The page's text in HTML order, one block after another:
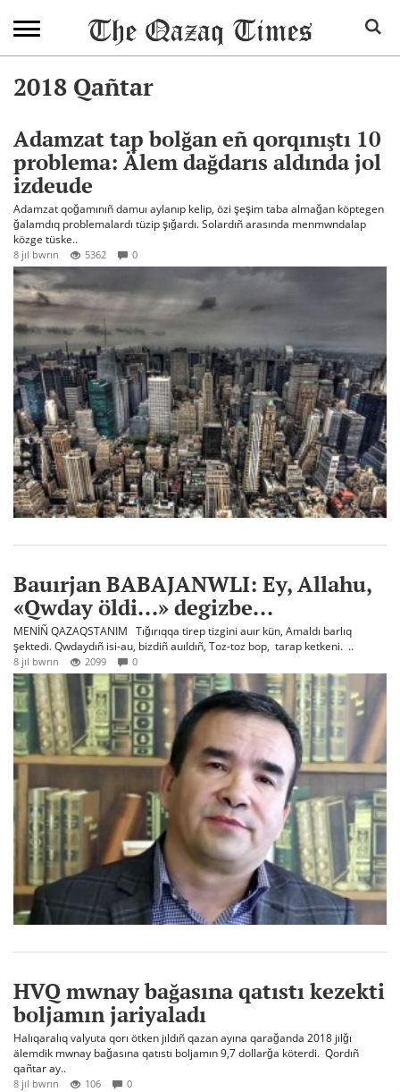
2018 Qañtar
Adamzat tap bolğan eñ qorqınıştı 10
problema: Älem dağdarıs aldında jol
izdeude
Adamzat qoğamınıñ damuı aylanıp kelip, özi şeşim taba almağan köptegen
ğalamdıq problemalardı tüzip şığardı. Solardıñ arasında menmwndalap
közge tüske..
8 jıl bwrın 5362 0
Bauırjan BABAJANWLI: Ey, Allahu,
«Qwday öldi...» degizbe...
MENİÑ QAZAQSTANIM Tığırıqqa tirep tizgini auır kün, Amaldı barlıq
şektedi. Qwdaydıñ isi-au, bizdiñ auıldıñ, Toz-toz bop, tarap ketkeni. ..
8 jıl bwrın 2099 0
HVQ mwnay bağasına qatıstı kezekti
boljamın jariyaladı
Halıqaralıq valyuta qorı ötken jıldıñ qazan ayına qarağanda 2018 jılğı
älemdik mwnay bağasına qatıstı boljamın 9,7 dollarğa köterdi. Qordıñ
qañtar ay..
8 jıl bwrın 106 0